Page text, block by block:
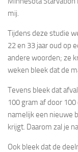
mij.
Tijdens deze studie
22 en 33 jaar oud op
andere woorden; ze
weken bleek dat de
Tevens bleek dat
100 gram af door
namelijk een nieuwe
krijgt. Daarom zal je
Ook bleek dat de